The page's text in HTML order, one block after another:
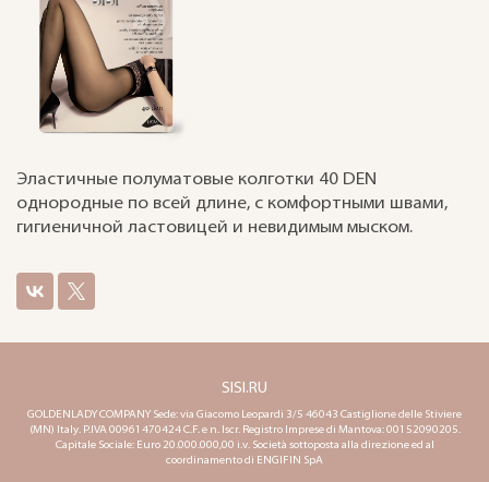
Эластичные полуматовые колготки 40 DEN
однородные по всей длине, с комфортными швами,
гигиеничной ластовицей и невидимым мыском.
SISI.RU
GOLDENLADY COMPANY Sede: via Giacomo Leopardi 3/5 46043 Castiglione delle Stiviere
(MN) Italy. P.IVA 00961470424 C.F. e n. Iscr. Registro Imprese di Mantova: 00152090205.
Capitale Sociale: Euro 20.000.000,00 i.v. Società sottoposta alla direzione ed al
coordinamento di ENGIFIN SpA